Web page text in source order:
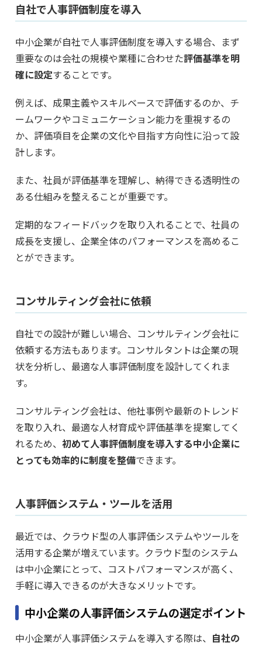
自社で人事評価制度を導入
中小企業が自社で人事評価制度を導入する場合、まず
重要なのは会社の規模や業種に合わせた評価基準を明
確に設定することです。
例えば、成果主義やスキルベースで評価するのか、チ
ームワークやコミュニケーション能力を重視するの
か、評価項目を企業の文化や目指す方向性に沿って設
計します。
また、社員が評価基準を理解し、納得できる透明性の
ある仕組みを整えることが重要です。
定期的なフィードバックを取り入れることで、社員の
成長を支援し、企業全体のパフォーマンスを高めるこ
とができます。
コンサルティング会社に依頼
自社での設計が難しい場合、コンサルティング会社に
依頼する方法もあります。コンサルタントは企業の現
状を分析し、最適な人事評価制度を設計してくれま
す。
コンサルティング会社は、他社事例や最新のトレンド
を取り入れ、最適な人材育成や評価基準を提案してく
れるため、 初めて人事評価制度を導入する中小企業に
とっても効率的に制度を整備できます。
人事評価システム・ツールを活用
最近では、クラウド型の人事評価システムやツールを
活用する企業が増えています。クラウド型のシステム
は中小企業にとって、コストパフォーマンスが高く、
手軽に導入できるのが大きなメリットです。
中小企業の人事評価システムの選定ポイント
中小企業が人事評価システムを導入する際は、 自社の